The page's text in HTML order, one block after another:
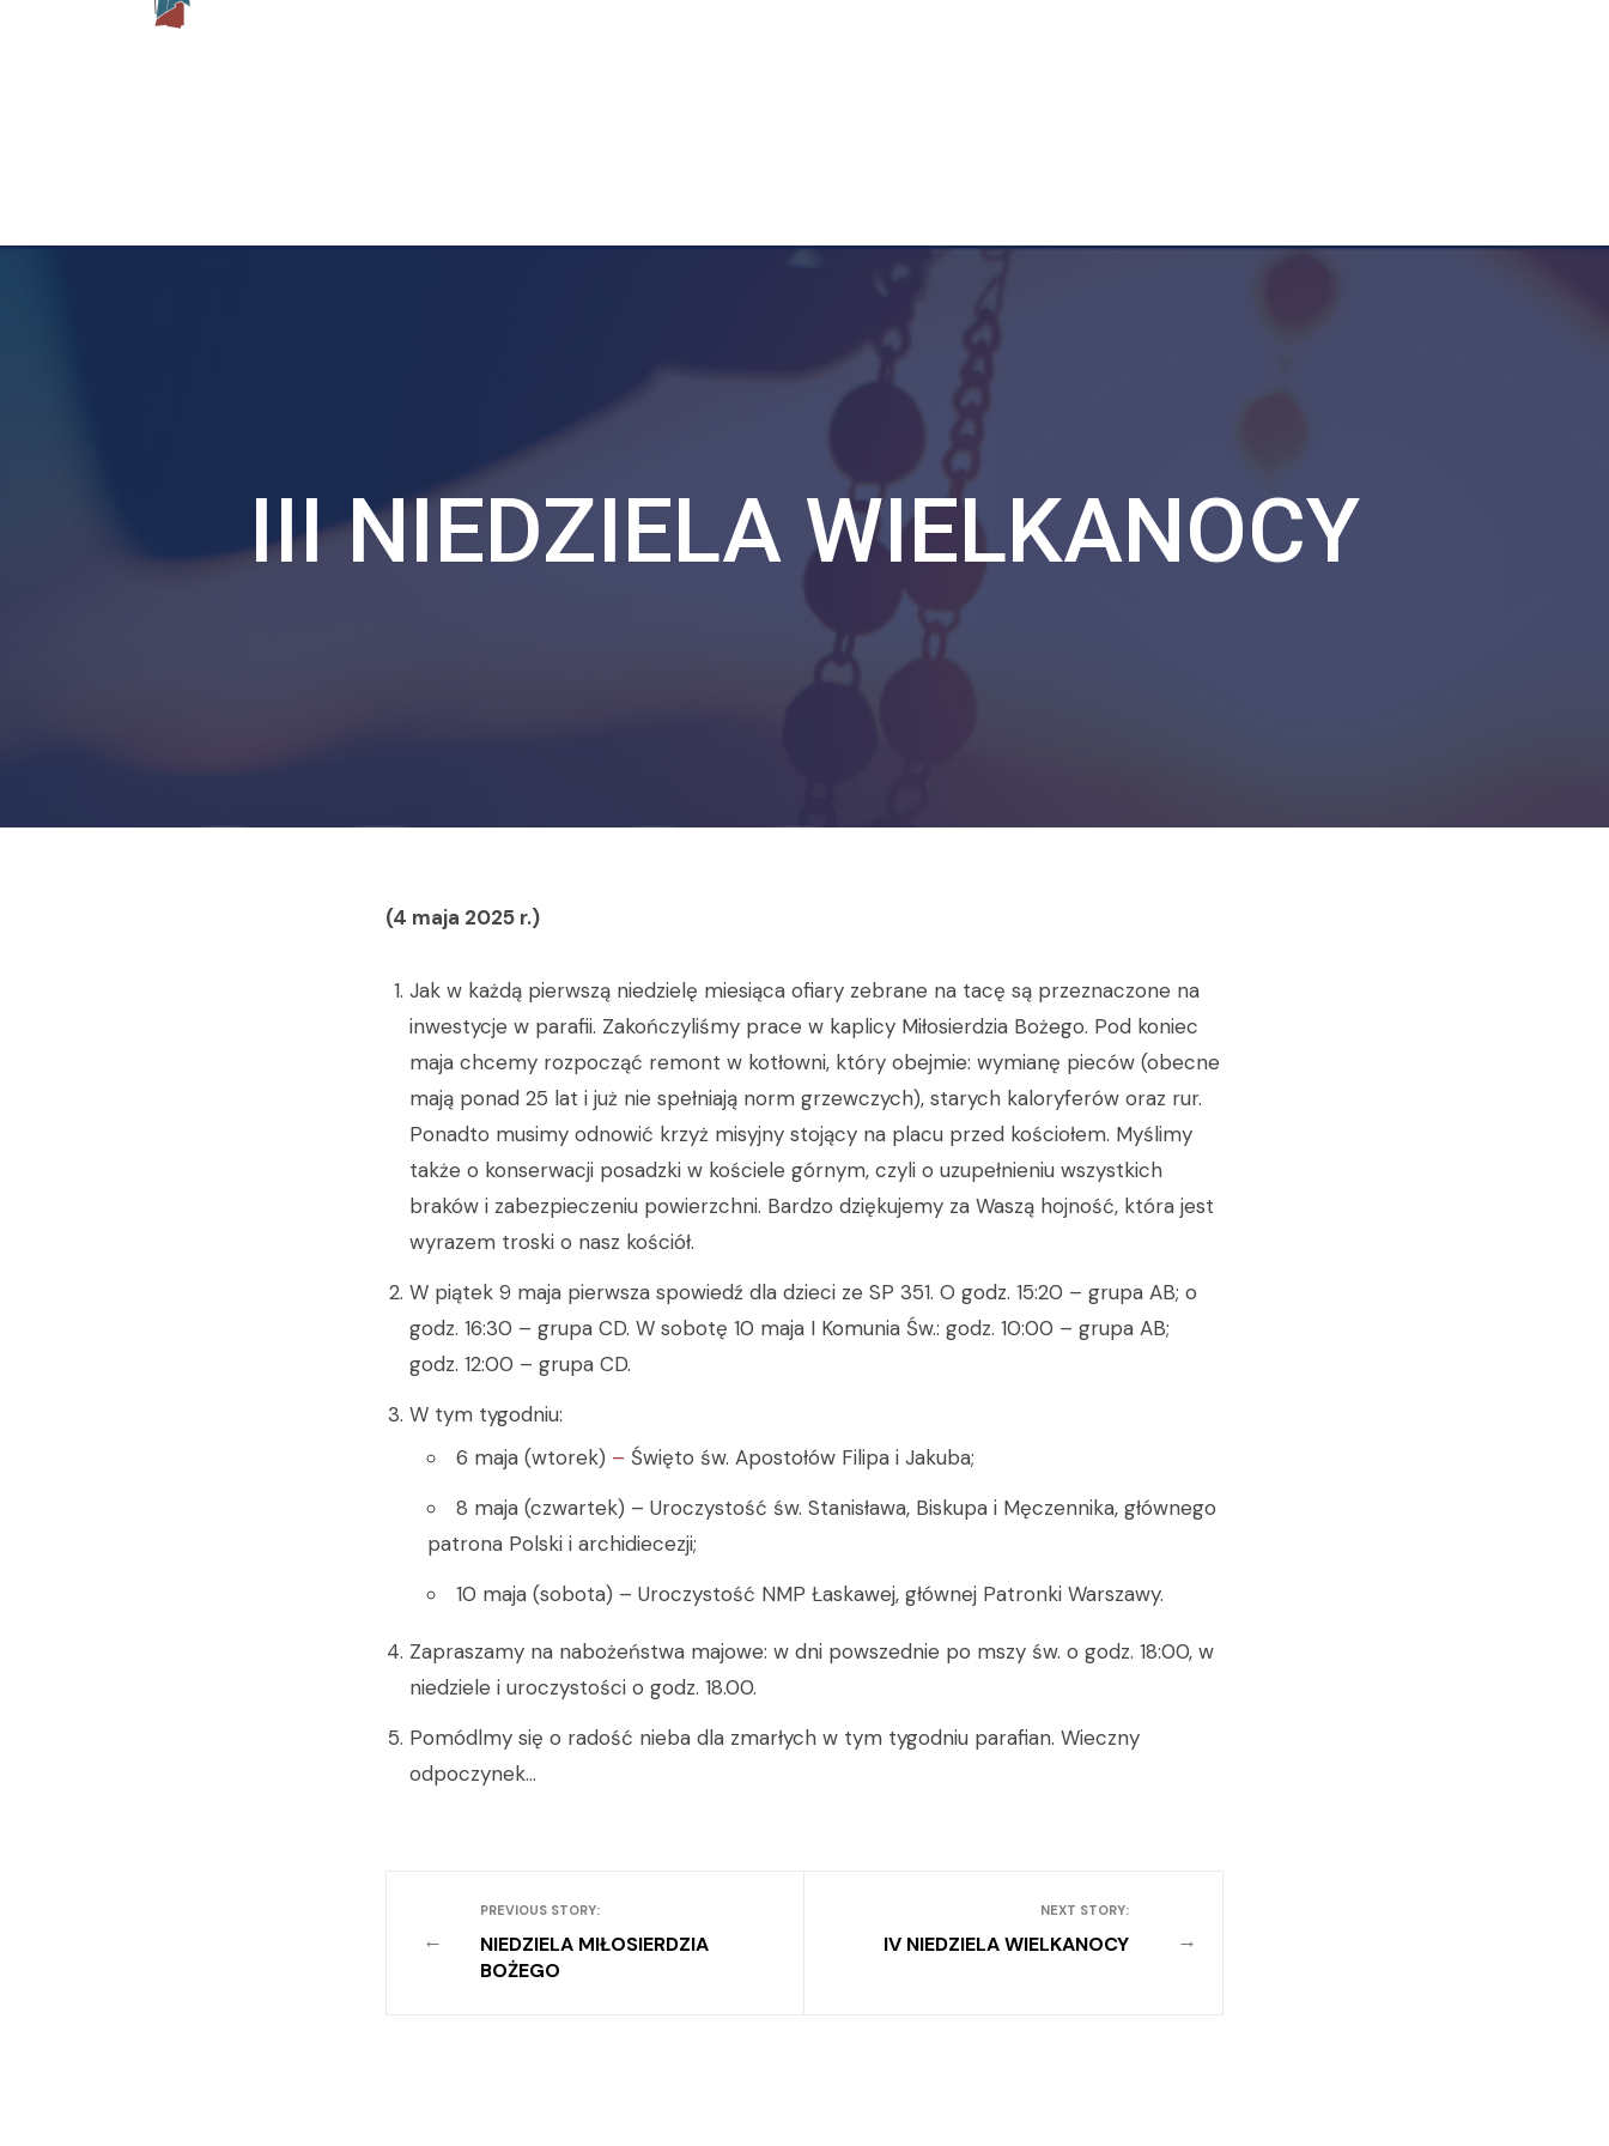
III NIEDZIELA WIELKANOCY
(4 maja 2025 r.)
Jak w każdą pierwszą niedzielę miesiąca ofiary zebrane na tacę są przeznaczone na
inwestycje w parafii. Zakończyliśmy prace w kaplicy Miłosierdzia Bożego. Pod koniec
maja chcemy rozpocząć remont w kotłowni, który obejmie: wymianę pieców (obecne
mają ponad 25 lat i już nie spełniają norm grzewczych), starych kaloryferów oraz rur.
Ponadto musimy odnowić krzyż misyjny stojący na placu przed kościołem. Myślimy
także o konserwacji posadzki w kościele górnym, czyli o uzupełnieniu wszystkich
braków i zabezpieczeniu powierzchni. Bardzo dziękujemy za Waszą hojność, która jest
wyrazem troski o nasz kościół.
W piątek 9 maja pierwsza spowiedź dla dzieci ze SP 351. O godz. 15:20 – grupa AB; o
godz. 16:30 – grupa CD. W sobotę 10 maja I Komunia Św.: godz. 10:00 – grupa AB;
godz. 12:00 – grupa CD.
W tym tygodniu:
6 maja (wtorek) – Święto św. Apostołów Filipa i Jakuba;
8 maja (czwartek) – Uroczystość św. Stanisława, Biskupa i Męczennika, głównego
patrona Polski i archidiecezji;
10 maja (sobota) – Uroczystość NMP Łaskawej, głównej Patronki Warszawy.
Zapraszamy na nabożeństwa majowe: w dni powszednie po mszy św. o godz. 18:00, w
niedziele i uroczystości o godz. 18.00.
Pomódlmy się o radość nieba dla zmarłych w tym tygodniu parafian. Wieczny
odpoczynek…
←
PREVIOUS STORY:
NIEDZIELA MIŁOSIERDZIA
BOŻEGO
→
NEXT STORY:
IV NIEDZIELA WIELKANOCY